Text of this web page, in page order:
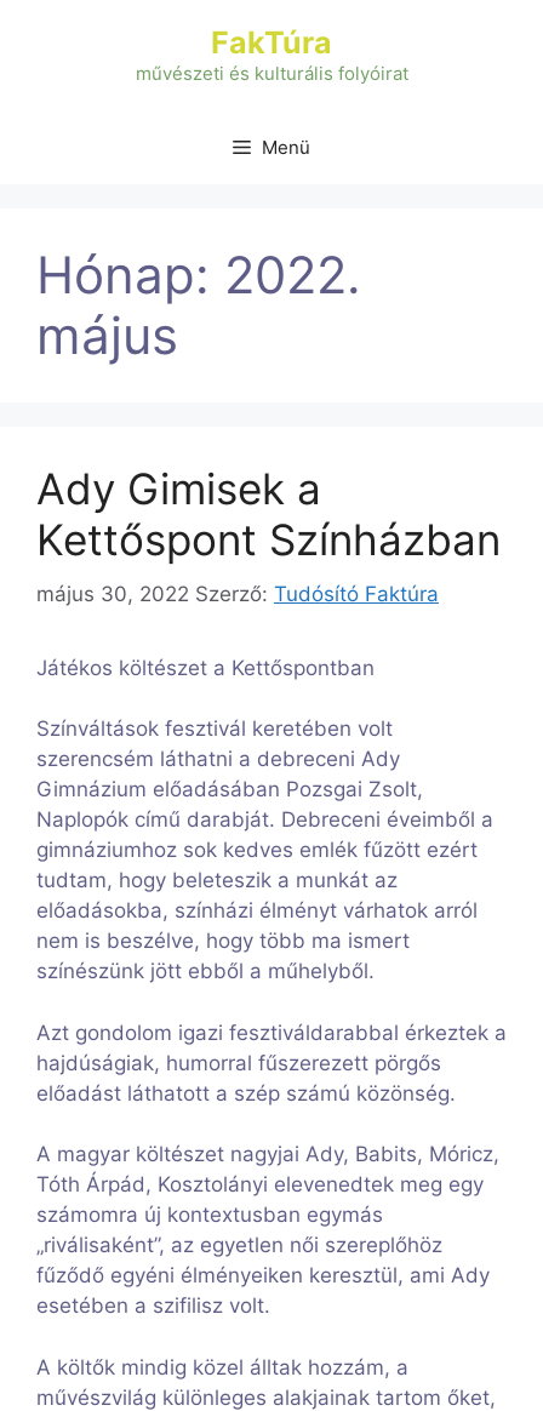
FakTúra
művészeti és kulturális folyóirat
Menü
Hónap: 2022.
május
Ady Gimisek a
Kettőspont Színházban
május 30, 2022 Szerző: Tudósító Faktúra
Játékos költészet a Kettőspontban
Színváltások fesztivál keretében volt
szerencsém láthatni a debreceni Ady
Gimnázium előadásában Pozsgai Zsolt,
Naplopók című darabját. Debreceni éveimből a
gimnáziumhoz sok kedves emlék fűzött ezért
tudtam, hogy beleteszik a munkát az
előadásokba, színházi élményt várhatok arról
nem is beszélve, hogy több ma ismert
színészünk jött ebből a műhelyből.
Azt gondolom igazi fesztiváldarabbal érkeztek a
hajdúságiak, humorral fűszerezett pörgős
előadást láthatott a szép számú közönség.
A magyar költészet nagyjai Ady, Babits, Móricz,
Tóth Árpád, Kosztolányi elevenedtek meg egy
számomra új kontextusban egymás
„riválisaként”, az egyetlen női szereplőhöz
fűződő egyéni élményeiken keresztül, ami Ady
esetében a szifilisz volt.
A költők mindig közel álltak hozzám, a
művészvilág különleges alakjainak tartom őket,